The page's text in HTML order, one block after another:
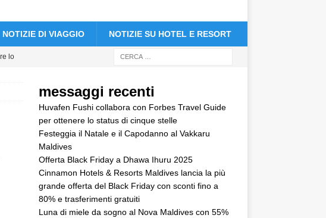
NOTIZIE DI VIAGGIO NOTIZIE SU HOTEL E RESORT
lo
messaggi recenti
Huvafen Fushi collabora con Forbes Travel Guide
per ottenere lo status di cinque stelle
Festeggia il Natale e il Capodanno al Vakkaru
Maldives
Offerta Black Friday a Dhawa Ihuru 2025
Cinnamon Hotels & Resorts Maldives lancia la più
grande offerta del Black Friday con sconti fino a
80% e trasferimenti gratuiti
Luna di miele da sogno al Nova Maldives con 55%